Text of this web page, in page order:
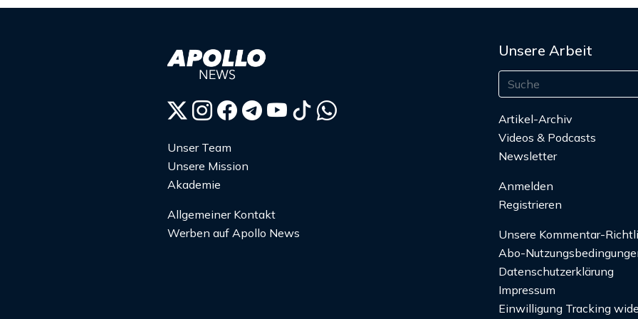
Unser Team
Unsere Mission
Akademie
Allgemeiner Kontakt
Werben auf Apollo News
Unsere Arbeit
Artikel-Archiv
Videos & Podcasts
Newsletter
Anmelden
Registrieren
Unsere Kommentar-
Abo-
Datenschutzerklärung
Impressum
Einwilligung Tracking